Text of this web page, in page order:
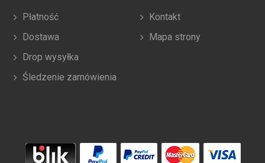
Płatność
Dostawa
Drop wysyłka
Śledzenie zamówienia
Kontakt
Mapa strony